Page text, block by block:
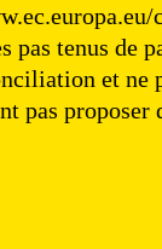
pas tenus de
et ne
pas proposer